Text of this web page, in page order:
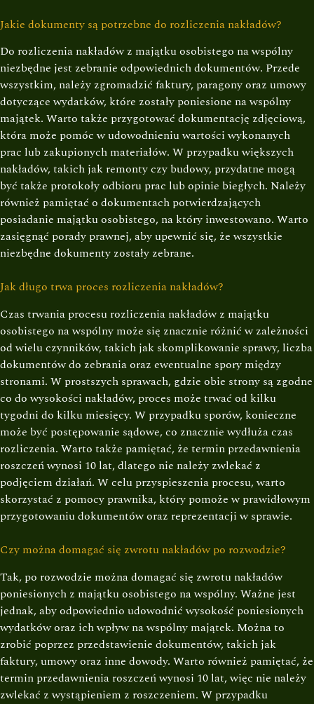
Jakie dokumenty są potrzebne do rozliczenia nakładów?
Do rozliczenia nakładów z majątku osobistego na wspólny
niezbędne jest zebranie odpowiednich dokumentów. Przede
wszystkim, należy zgromadzić faktury, paragony oraz umowy
dotyczące wydatków, które zostały poniesione na wspólny
majątek. Warto także przygotować dokumentację zdjęciową,
która może pomóc w udowodnieniu wartości wykonanych
prac lub zakupionych materiałów. W przypadku większych
nakładów, takich jak remonty czy budowy, przydatne mogą
być także protokoły odbioru prac lub opinie biegłych. Należy
również pamiętać o dokumentach potwierdzających
posiadanie majątku osobistego, na który inwestowano. Warto
zasięgnąć porady prawnej, aby upewnić się, że wszystkie
niezbędne dokumenty zostały zebrane.
Jak długo trwa proces rozliczenia nakładów?
Czas trwania procesu rozliczenia nakładów z majątku
osobistego na wspólny może się znacznie różnić w zależności
od wielu czynników, takich jak skomplikowanie sprawy, liczba
dokumentów do zebrania oraz ewentualne spory między
stronami. W prostszych sprawach, gdzie obie strony są zgodne
co do wysokości nakładów, proces może trwać od kilku
tygodni do kilku miesięcy. W przypadku sporów, konieczne
może być postępowanie sądowe, co znacznie wydłuża czas
rozliczenia. Warto także pamiętać, że termin przedawnienia
roszczeń wynosi 10 lat, dlatego nie należy zwlekać z
podjęciem działań. W celu przyspieszenia procesu, warto
skorzystać z pomocy prawnika, który pomoże w prawidłowym
przygotowaniu dokumentów oraz reprezentacji w sprawie.
Czy można domagać się zwrotu nakładów po rozwodzie?
Tak, po rozwodzie można domagać się zwrotu nakładów
poniesionych z majątku osobistego na wspólny. Ważne jest
jednak, aby odpowiednio udowodnić wysokość poniesionych
wydatków oraz ich wpływ na wspólny majątek. Można to
zrobić poprzez przedstawienie dokumentów, takich jak
faktury, umowy oraz inne dowody. Warto również pamiętać, że
termin przedawnienia roszczeń wynosi 10 lat, więc nie należy
zwlekać z wystąpieniem z roszczeniem. W przypadku